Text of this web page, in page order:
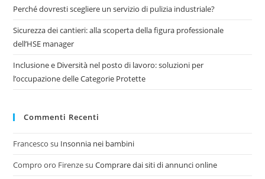
Perché dovresti scegliere un servizio di pulizia industriale?
Sicurezza dei cantieri: alla scoperta della figura professionale
dell’HSE manager
Inclusione e Diversità nel posto di lavoro: soluzioni per
l’occupazione delle Categorie Protette
Commenti Recenti
Francesco su Insonnia nei bambini
Compro oro FirenzesuComprare dai siti di annunci online